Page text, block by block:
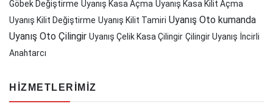
Göbek Değiştirme Uyanış Kasa Açma Uyanış Kasa Kilit Açma
Uyanış Kilit Değiştirme Uyanış Kilit Tamiri Uyanış Oto kumanda
Uyanış Oto Çilingir Uyanış Çelik Kasa Çilingir Çilingir Uyanış İncirli
Anahtarcı
HIZMETLERIMIZ